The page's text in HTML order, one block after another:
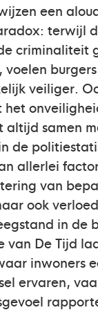
een
terwijl
criminaliteit
veiliger.
het
altijd samen
de
allerlei
van
ook
in de
van De Tijd
inwoners
ervaren,